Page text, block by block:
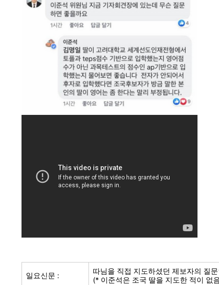
일요신문 :
따님을 직접 지도하셨던 제보자의 질
(* 이준석은 조국 딸을 지도한 적이 없